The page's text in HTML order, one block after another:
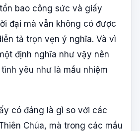
bao công sức và giấy
đại mà vẫn không có được
tả trọn vẹn ý nghĩa. Và vì
định nghĩa như vậy nên
yêu như là mầu nhiệm
có đáng là gì so với các
Chúa, mà trong các mầu